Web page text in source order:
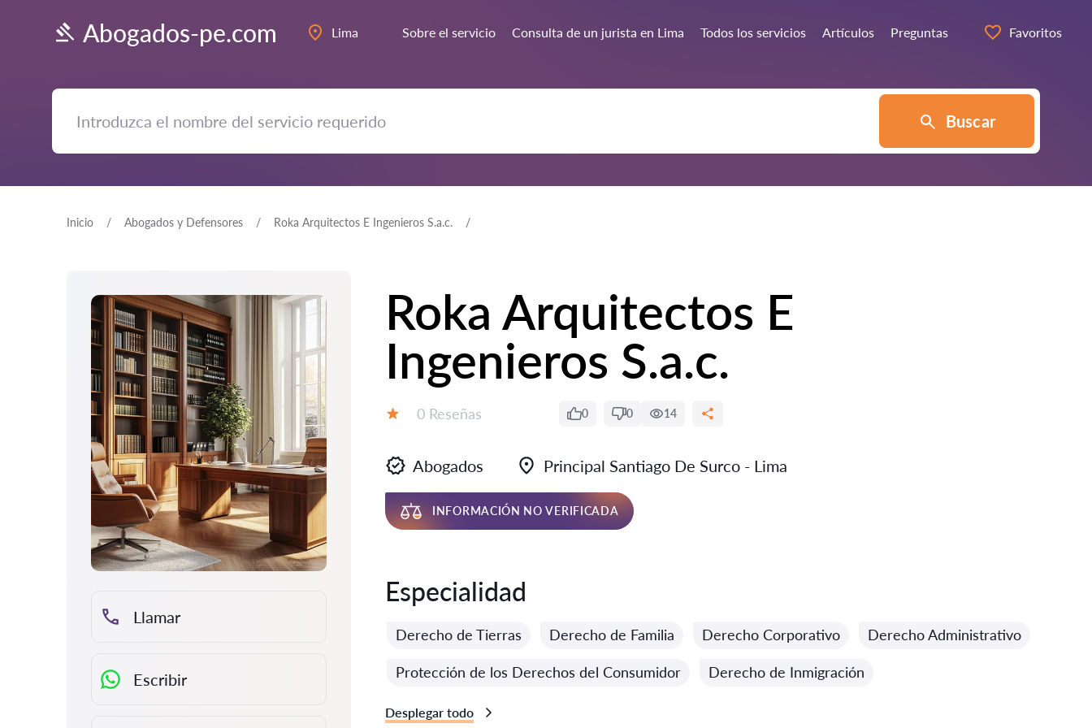
Abogados-pe.com Lima Sobre el servicio Consulta de un jurista en Lima Todos los servicios Artículos Preguntas Favoritos
Buscar
Inicio Abogados y Defensores Roka Arquitectos E Ingenieros S.a.c.
Llamar
Escribir
Roka Arquitectos E
Ingenieros S.a.c.
Número de reseñas:
0 Reseñas 0 0 14
Abogados Principal Santiago De Surco - Lima
INFORMACIÓN NO VERIFICADA
Especialidad
Derecho de Tierras Derecho de Familia Derecho Corporativo Derecho Administrativo
Protección de los Derechos del Consumidor Derecho de Inmigración
Desplegar todo